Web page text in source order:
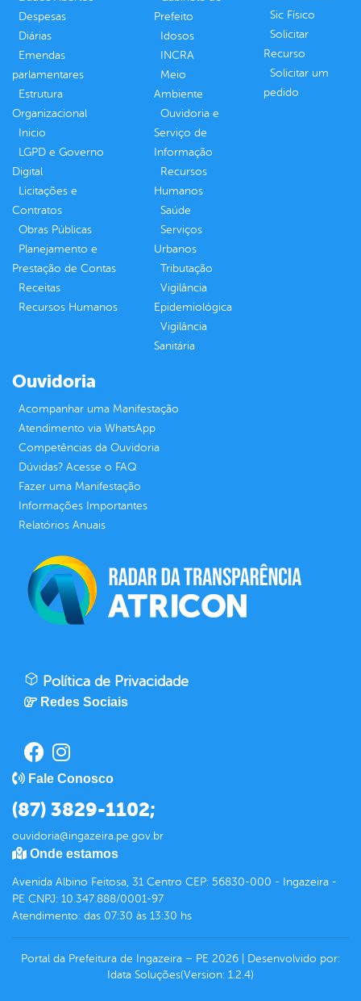
Despesas
Diárias
Emendas
parlamentares
Estrutura
Organizacional
Inicio
LGPD e Governo
Digital
Licitações e
Contratos
Obras Públicas
Planejamento e
Prestação de Contas
Receitas
Recursos Humanos
Prefeito
Idosos
INCRA
Meio
Ambiente
Ouvidoria e
Serviço de
Informação
Recursos
Humanos
Saúde
Serviços
Urbanos
Tributação
Vigilância
Epidemiológica
Vigilância
Sanitária
Sic Físico
Solicitar
Recurso
Solicitar um
pedido
Ouvidoria
Acompanhar uma Manifestação
Atendimento via WhatsApp
Competências da Ouvidoria
Dúvidas? Acesse o FAQ
Fazer uma Manifestação
Informações Importantes
Relatórios Anuais
Política de Privacidade
Redes Sociais
Fale Conosco
(87) 3829-1102;
ouvidoria@ingazeira.pe.gov.br
Onde estamos
Avenida Albino Feitosa, 31 Centro CEP: 56830-000 - Ingazeira -
PE CNPJ: 10.347.888/0001-97
Atendimento: das 07:30 às 13:30 hs
Portal da Prefeitura de Ingazeira – PE 2026
Desenvolvido por:
Idata Soluções(Version: 1.2.4)